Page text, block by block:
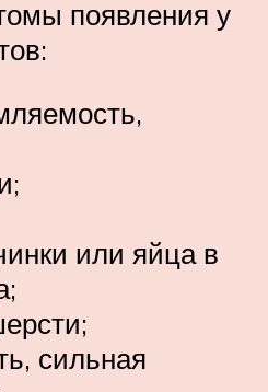
появления у
или яйца в
сильная